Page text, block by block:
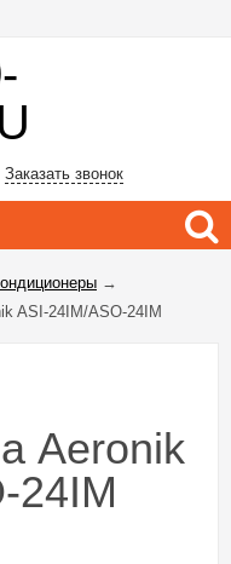
Заказать звонок
→
ASI-24IM/ASO-24IM
Aeronik
24IM